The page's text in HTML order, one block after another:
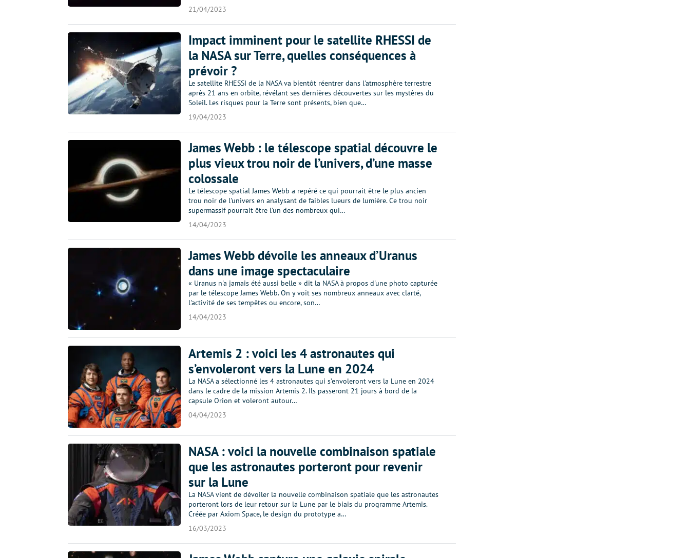
21/04/2023
Impact imminent pour le satellite RHESSI de
la NASA sur Terre, quelles conséquences à
prévoir ?
Le satellite RHESSI de la NASA va bientôt réentrer dans l'atmosphère terrestre
après 21 ans en orbite, révélant ses dernières découvertes sur les mystères du
Soleil. Les risques pour la Terre sont présents, bien que…
19/04/2023
James Webb : le télescope spatial découvre le
plus vieux trou noir de l’univers, d’une masse
colossale
Le télescope spatial James Webb a repéré ce qui pourrait être le plus ancien
trou noir de l'univers en analysant de faibles lueurs de lumière. Ce trou noir
supermassif pourrait être l'un des nombreux qui…
14/04/2023
James Webb dévoile les anneaux d’Uranus
dans une image spectaculaire
« Uranus n'a jamais été aussi belle » dit la NASA à propos d'une photo capturée
par le télescope James Webb. On y voit ses nombreux anneaux avec clarté,
l'activité de ses tempêtes ou encore, son…
14/04/2023
Artemis 2 : voici les 4 astronautes qui
s’envoleront vers la Lune en 2024
La NASA a sélectionné les 4 astronautes qui s’envoleront vers la Lune en 2024
dans le cadre de la mission Artemis 2. Ils passeront 21 jours à bord de la
capsule Orion et voleront autour…
04/04/2023
NASA : voici la nouvelle combinaison spatiale
que les astronautes porteront pour revenir
sur la Lune
La NASA vient de dévoiler la nouvelle combinaison spatiale que les astronautes
porteront lors de leur retour sur la Lune par le biais du programme Artemis.
Créée par Axiom Space, le design du prototype a…
16/03/2023